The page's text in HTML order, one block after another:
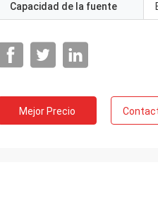
Capacidad de la fuente
Mejor Precio